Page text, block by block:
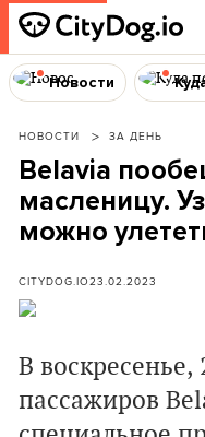
Новости
НОВОСТИ ЗА ДЕНЬ
Belavia
масленицу.
можно
CITYDOG.IO23.02.2023
В воскресенье,
пассажиров